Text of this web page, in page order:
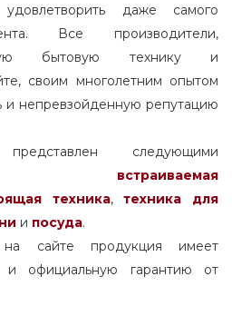
даже самого
Все производители,
бытовую технику и
своим многолетним опытом
и непревзойденную репутацию
следующими
встраиваемая
техника,
техника для
и посуда.
на сайте продукция имеет
и официальную гарантию от